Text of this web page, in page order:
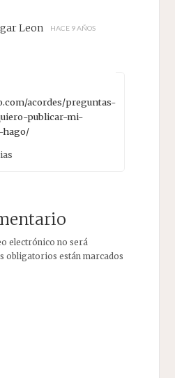
Leon HACE 9 AÑOS
acordes/preguntas-
publicar-mi-
hago/
electrónico no será
obligatorios están marcados